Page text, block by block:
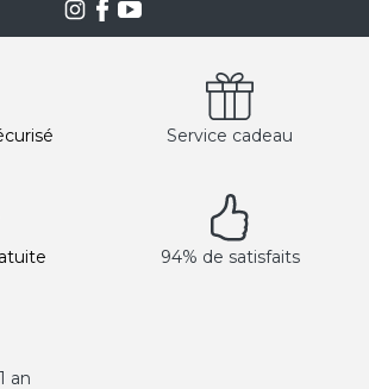
Service cadeau
94% de satisfaits
an